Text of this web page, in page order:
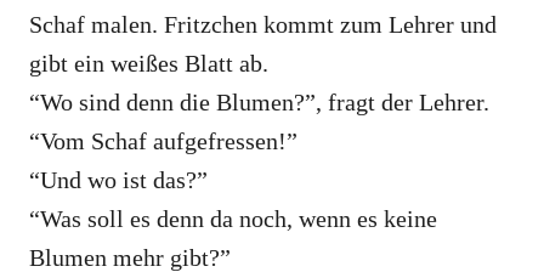
Schaf malen. Fritzchen kommt zum Lehrer und
gibt ein weißes Blatt ab.
“Wo sind denn die Blumen?”, fragt der Lehrer.
“Vom Schaf aufgefressen!”
“Und wo ist das?”
“Was soll es denn da noch, wenn es keine
Blumen mehr gibt?”